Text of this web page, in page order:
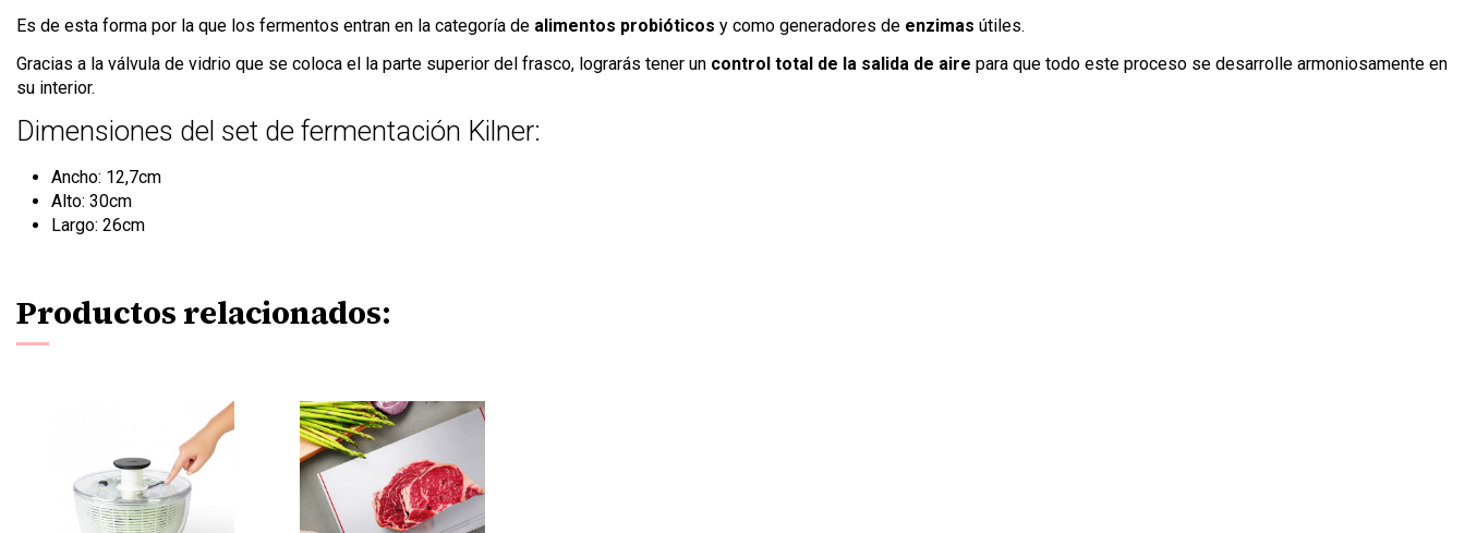
Es de esta forma por la que los fermentos entran en la categoría de alimentos probióticos y como generadores de enzimas útiles.
Gracias a la válvula de vidrio que se coloca el la parte superior del frasco, lograrás tener un control total de la salida de aire para que todo este proceso se desarrolle armoniosamente en
su interior.
Dimensiones del set de fermentación Kilner:
Ancho: 12,7cm
Alto: 30cm
Largo: 26cm
Productos relacionados: